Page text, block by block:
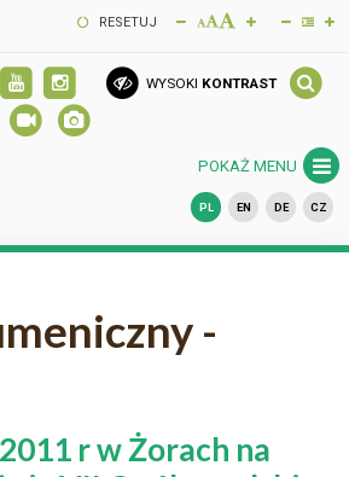
RESETUJ
WYSOKI KONTRAST
POKAŻ MENU
PL EN DE CZ
-
r w Żorach na